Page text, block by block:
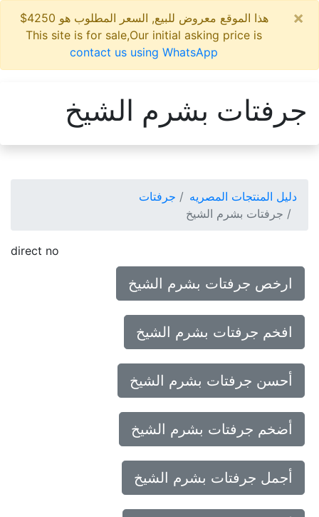
هذا الموقع معروض للبيع, السعر المطلوب هو 4250$
This site is for sale,Our initial asking price is
contact us using WhatsApp
جرفتات بشرم الشيخ
دليل المنتجات المصريه
جرفتات
جرفتات بشرم الشيخ
direct no
ارخص جرفتات بشرم الشيخ
افخم جرفتات بشرم الشيخ
أحسن جرفتات بشرم الشيخ
أضخم جرفتات بشرم الشيخ
أجمل جرفتات بشرم الشيخ